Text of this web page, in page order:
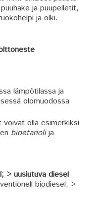
ja puupelletit,
ja olki.
lämpötilassa ja
olomuodossa
olla esimerkiksi
bioetanolija
> uusiutuva diesel
biodiesel; >